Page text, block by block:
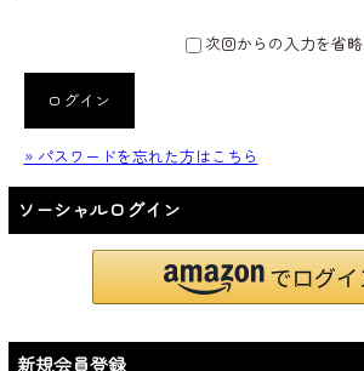
次回からの入力を省略
ログイン
» パスワードを忘れた方はこちら
ソーシャルログイン
新規会員登録